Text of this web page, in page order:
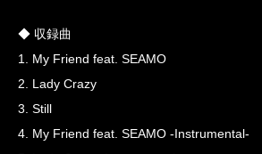
◆ 収録曲
1. My Friend feat. SEAMO
2. Lady Crazy
3. Still
4. My Friend feat. SEAMO -Instrumental-